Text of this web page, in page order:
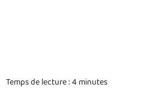
Temps de lecture : 4 minutes